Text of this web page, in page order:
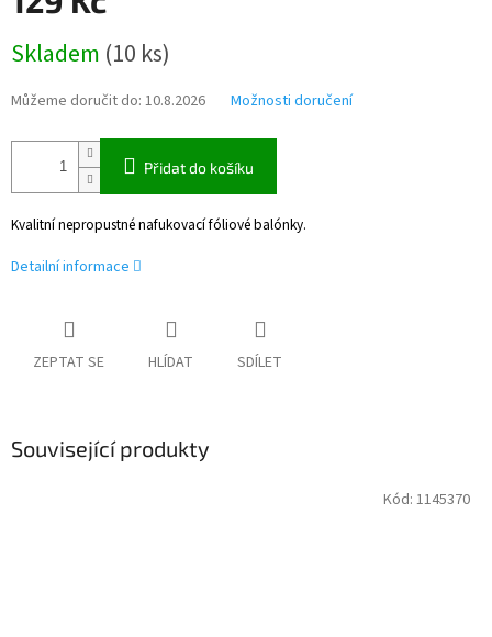
cena:
Skladem (10 ks)
Můžeme doručit do: 10.8.2026 Možnosti doručení
Přidat do košíku
Kvalitní nepropustné nafukovací fóliové balónky.
Detailní informace
ZEPTAT SE HLÍDAT SDÍLET
Související produkty
Kód: 1145370